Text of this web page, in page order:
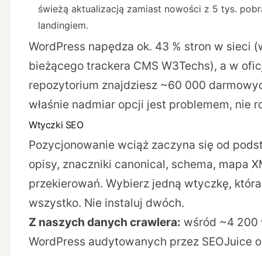
świeżą aktualizacją zamiast nowości z 5 tys.
landingiem.
WordPress napędza ok. 43 % stron w sieci (
bieżącego trackera CMS W3Techs), a w
repozytorium znajdziesz ~60 000
właśnie nadmiar opcji jest problemem, nie
Wtyczki SEO
Pozycjonowanie wciąż zaczyna się od
opisy, znaczniki canonical, schema, mapa
przekierowań. Wybierz jedną wtyczkę,
wszystko. Nie instaluj dwóch.
Z naszych danych crawlera: wśród ~4 200
WordPress audytowanych przez SEOJuice